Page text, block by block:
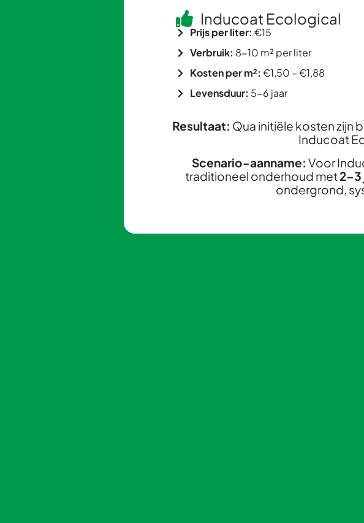
Inducoat Ecological
Prijs per liter: €15
Verbruik: 8-10 m² per liter
Kosten per m²: €1,50 – €1,88
Levensduur: 5-6 jaar
Resultaat: Qua initiële kosten zijn
Inducoat
Scenario-aanname: Voor
traditioneel onderhoud met2–3
ondergrond,